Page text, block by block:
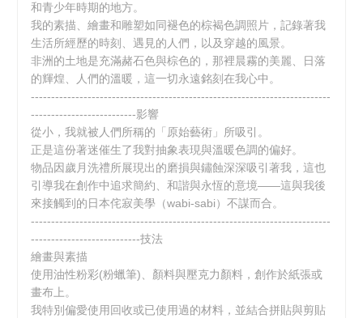
和青少年時期的地方。
我的素描、繪畫和雕塑如同褪色的棕褐色調照片，記錄著我
生活所經歷的時刻、遇見的人們，以及穿越的風景。
非洲的土地是充滿赭石色與棕色的，那裡晨霧的美麗、日落
的輝煌、人們的溫暖，這一切永遠銘刻在我心中。
--------------------------------------------------------------------------
--------------------------影響
從小，我就被人們所稱的「原始藝術」所吸引。
正是這份著迷催生了我對抽象表現與溫暖色調的偏好。
物品因歲月洗禮所展現出的磨損與鏽蝕深深吸引著我，這也
引導我在創作中追求簡約、和諧與永恆的意境——這與我後
來接觸到的日本侘寂美學（wabi-sabi）不謀而合。
--------------------------------------------------------------------------
---------------------------技法
繪畫與素描
使用油性粉彩(粉蠟筆)、顏料與壓克力顏料，創作於紙張或
畫布上。
我特別偏愛使用回收或已使用過的材料，並結合拼貼與剪貼